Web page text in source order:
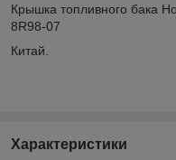
Крышка топливного бака
8R98-07
Китай.
Характеристики